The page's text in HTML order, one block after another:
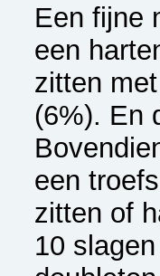
Een fijne
een
zitten
(6%). En
een
zitten of
10